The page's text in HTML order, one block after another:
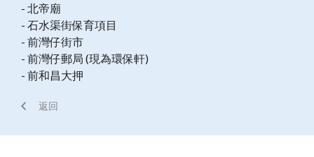
- 北帝廟
- 石水渠街保育項目
- 前灣仔街市
- 前灣仔郵局 (現為環保軒)
- 前和昌大押
返回